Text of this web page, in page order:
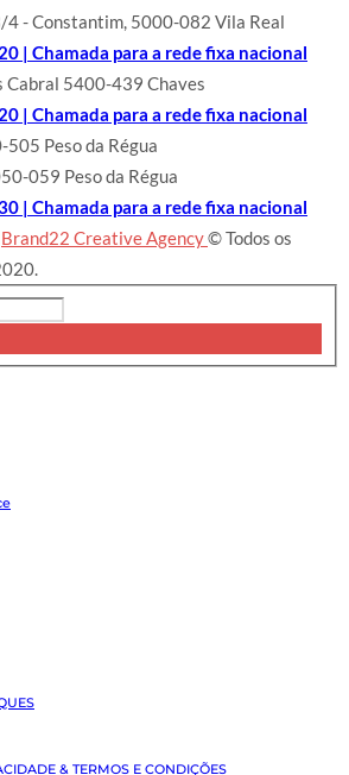
- Constantim, 5000-082 Vila Real
| Chamada para a rede fixa nacional
Cabral 5400-439 Chaves
| Chamada para a rede fixa nacional
Peso da Régua
059 Peso da Régua
| Chamada para a rede fixa nacional
Brand22 Creative Agency© Todos os
& TERMOS E CONDIÇÕES